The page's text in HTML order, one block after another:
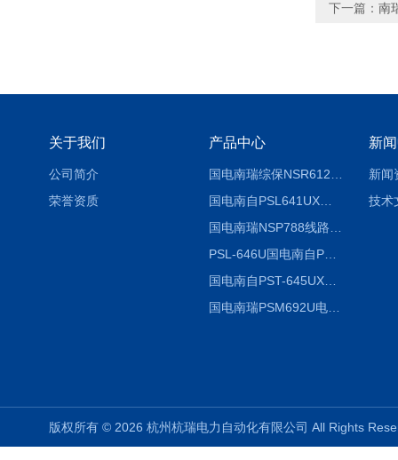
下一篇： 南
关于我们
公司简介
荣誉资质
产品中心
国电南自PSL641UX使用说明书
PSL-646U国电南自PSL646U综合保护装置
国电南自PST-645UX微机综保
国电南瑞PSM692U电动保护装置
新
新闻
技术
版权所有 © 2026 杭州杭瑞电力自动化有限公司 All Rights